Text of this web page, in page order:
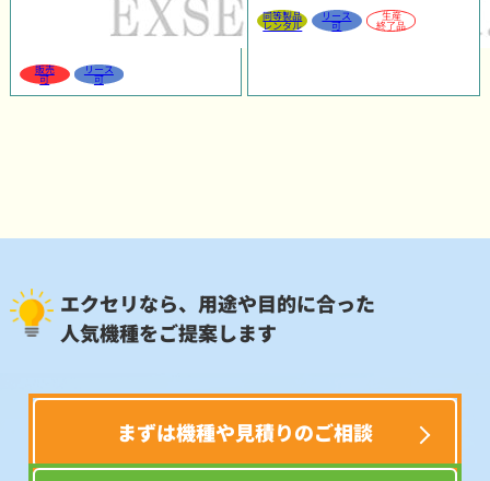
販売
可
リース
可
同等製品
レンタル
リース
可
生産
終了品
エクセリなら、用途や目的に合った
人気機種をご提案します
まずは機種や見積りのご相談